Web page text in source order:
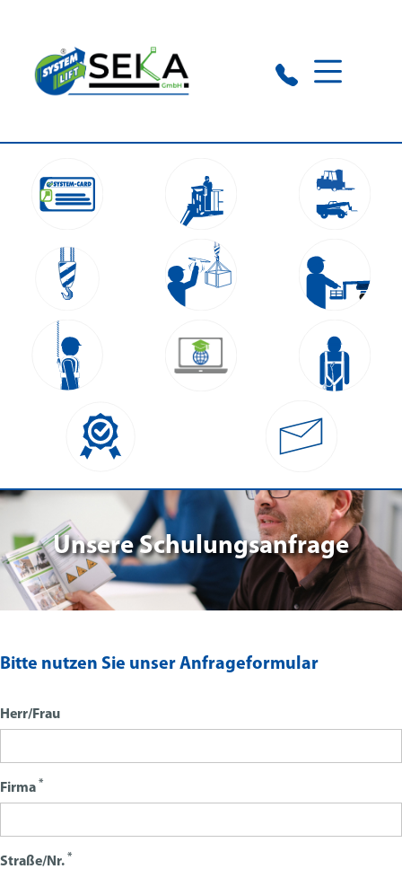
Nettetal:+49 174 1923768
Unsere Schulungsanfrage
Bitte nutzen Sie unser Anfrageformular
Herr/Frau
Firma *
Straße/Nr. *